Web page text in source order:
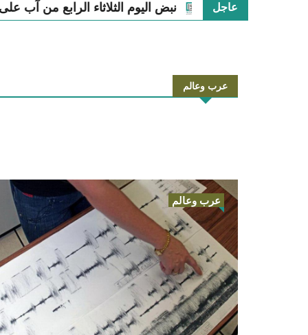
عاجل
نبض اليوم الثلاثاء الرابع من آب على الساحة اللبنانية نبض
عرب وعالم
عرب وعالم